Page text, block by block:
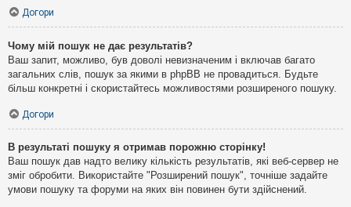
Догори
Чому мій пошук не дає результатів?
Ваш запит, можливо, був доволі невизначеним і включав багато
загальних слів, пошук за якими в phpBB не провадиться. Будьте
більш конкретні і скористайтесь можливостями розширеного пошуку.
Догори
В результаті пошуку я отримав порожню сторінку!
Ваш пошук дав надто велику кількість результатів, які веб-сервер не
зміг обробити. Використайте "Розширений пошук", точніше задайте
умови пошуку та форуми на яких він повинен бути здійснений.